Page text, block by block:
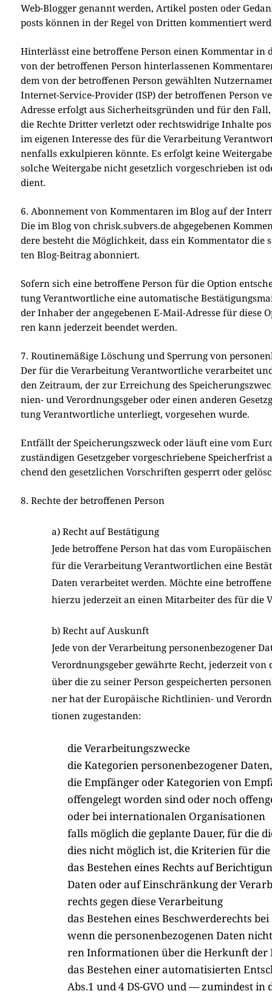
Web-Blog­ger genannt wer­den, Arti­kel posten oder
posts kön­nen in der Regel von Drit­ten kom­men­tiert
Hin­ter­lässt eine betrof­fe­ne Per­son einen Kom­men­tar
von der betrof­fe­nen Per­son hin­ter­las­se­nen
dem von der betrof­fe­nen Per­son gewähl­ten
Inter­net-Ser­vice-Pro­vi­der (ISP) der betrof­fe­nen Per­son
Adres­se erfolgt aus Sicher­heits­grün­den und für den
die Rech­te Drit­ter ver­letzt oder rechts­wid­ri­ge Inhal­te
im eige­nen Inter­es­se des für die Ver­ar­bei­tung
nen­falls exkul­pie­ren könn­te. Es erfolgt kei­ne
sol­che Wei­ter­ga­be nicht gesetz­lich vor­ge­schrie­ben ist
dient.
6. Abonnement von Kommentaren im Blog auf der
Die im Blog von chrisk.subvers.de abge­ge­be­nen
de­re besteht die Mög­lich­keit, dass ein Kom­men­ta­tor
ten Blog-Bei­trag abon­niert.
Sofern sich eine betrof­fe­ne Per­son für die Opti­on
tung Ver­ant­wort­li­che eine auto­ma­ti­sche
der Inha­ber der ange­ge­be­nen E-Mail-Adres­se für
ren kann jeder­zeit been­det wer­den.
7. Routinemäßige Löschung und Sperrung von
Der für die Ver­ar­bei­tung Ver­ant­wort­li­che ver­ar­bei­tet
den Zeit­raum, der zur Errei­chung des
ni­en- und Ver­ord­nungs­ge­ber oder einen ande­ren
tung Ver­ant­wort­li­che unter­liegt, vor­ge­se­hen wur­de.
Ent­fällt der Spei­che­rungs­zweck oder läuft eine vom
zustän­di­gen Gesetz­ge­ber vor­ge­schrie­be­ne
chend den gesetz­li­chen Vor­schrif­ten gesperrt oder
8. Rechte der betroffenen Person
a) Recht auf Bestätigung
Jede betrof­fe­ne Per­son hat das vom
für die Ver­ar­bei­tung Ver­ant­wort­li­chen eine
Daten ver­ar­bei­tet wer­den. Möch­te eine
hier­zu jeder­zeit an einen Mit­ar­bei­ter des für die
b) Recht auf Auskunft
Jede von der Ver­ar­bei­tung per­so­nen­be­zo­ge­ner
Ver­ord­nungs­ge­ber gewähr­te Recht, jeder­zeit
über die zu sei­ner Per­son gespei­cher­ten
ner hat der Euro­päi­sche Richt­li­ni­en- und
tio­nen zuge­stan­den:
die Ver­ar­bei­tungs­zwecke
die Kate­go­rien per­so­nen­be­zo­ge­ner
die Emp­fän­ger oder Kate­go­rien von
offen­ge­legt wor­den sind oder noch
oder bei inter­na­tio­na­len Orga­ni­sa­tio­nen
falls mög­lich die geplan­te Dau­er, für die
dies nicht mög­lich ist, die Kri­te­ri­en für die
das Bestehen eines Rechts auf
Daten oder auf Ein­schrän­kung der
rechts gegen die­se Ver­ar­bei­tung
das Bestehen eines Beschwer­de­rechts
wenn die per­so­nen­be­zo­ge­nen Daten
ren Infor­ma­tio­nen über die Her­kunft der
das Bestehen einer auto­ma­ti­sier­ten
Abs.1 und 4 DS-GVO und — zumin­dest